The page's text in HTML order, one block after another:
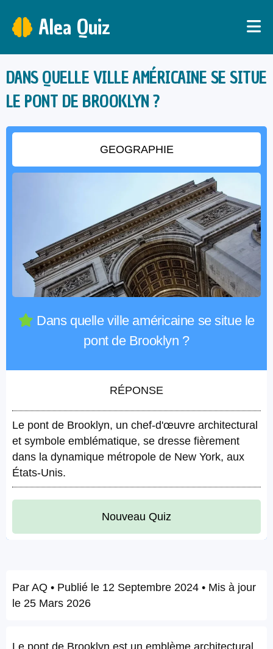
Alea Quiz
DANS QUELLE VILLE AMÉRICAINE SE SITUE
LE PONT DE BROOKLYN ?
GEOGRAPHIE
Dans quelle ville américaine se situe le
pont de Brooklyn ?
RÉPONSE
Le pont de Brooklyn, un chef-d'œuvre architectural
et symbole emblématique, se dresse fièrement
dans la dynamique métropole de New York, aux
États-Unis.
Nouveau Quiz
Par AQ • Publié le 12 Septembre 2024 • Mis à jour
le 25 Mars 2026
Le pont de Brooklyn est un emblème architectural